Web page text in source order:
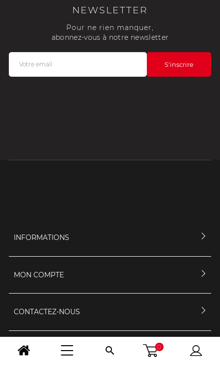
NEWSLETTER
Pour ne rien manquer,
abonnez-vous à notre newsletter
INFORMATIONS
MON COMPTE
CONTACTEZ-NOUS
HORAIRES D'OUVERTURE  0